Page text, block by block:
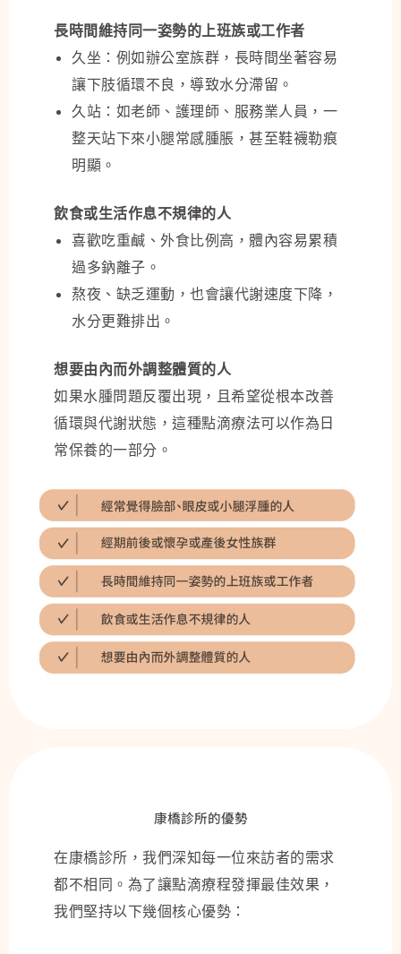
長時間維持同一姿勢的上班族或工作者
久坐：例如辦公室族群，長時間坐著容易
讓下肢循環不良，導致水分滯留。
久站：如老師、護理師、服務業人員，一
整天站下來小腿常感腫脹，甚至鞋襪勒痕
明顯。
飲食或生活作息不規律的人
喜歡吃重鹹、外食比例高，體內容易累積
過多鈉離子。
熬夜、缺乏運動，也會讓代謝速度下降，
水分更難排出。
想要由內而外調整體質的人
如果水腫問題反覆出現，且希望從根本改善
循環與代謝狀態，這種點滴療法可以作為日
常保養的一部分。
康橋診所的優勢
在康橋診所，我們深知每一位來訪者的需求
都不相同。為了讓點滴療程發揮最佳效果，
我們堅持以下幾個核心優勢：